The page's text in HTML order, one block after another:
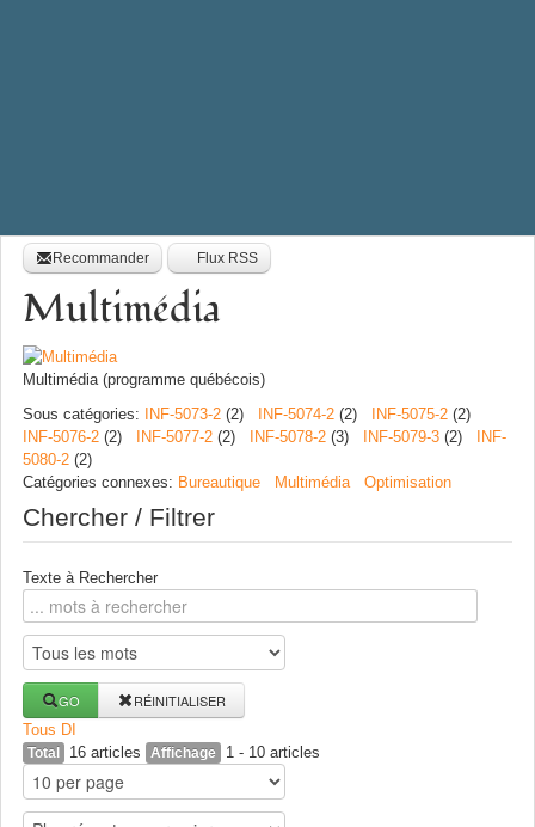
Recommander Flux RSS
Multimédia
Multimédia (programme québécois)
Sous catégories: INF-5073-2 (2) INF-5074-2 (2) INF-5075-2 (2)
INF-5076-2 (2) INF-5077-2 (2) INF-5078-2 (3) INF-5079-3 (2)
INF-
5080-2 (2)
Catégories connexes: Bureautique Multimédia Optimisation
Chercher / Filtrer
Texte à Rechercher
GO RÉINITIALISER
Tous D
Total 16 articles Affichage 1 - 10 articles